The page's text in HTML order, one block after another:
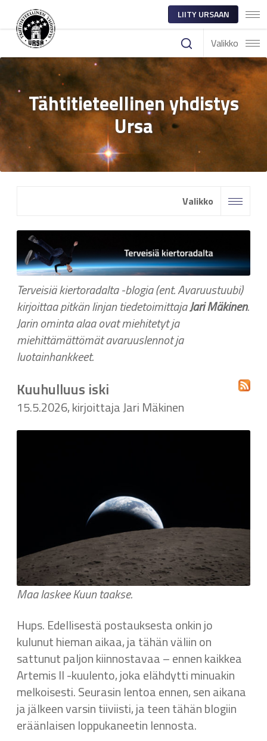
LIITY URSAAN
Valikko
Tähtitieteellinen yhdistys
Ursa
Valikko
Terveisiä kiertoradalta -blogia (ent. Avaruustuubi)
kirjoittaa pitkän linjan tiedetoimittajaJari Mäkinen.
Jarin ominta alaa ovat miehitetyt ja
miehittämättömät avaruuslennot ja
luotainhankkeet.
Kuuhulluus iski
15.5.2026, kirjoittaja Jari Mäkinen
Maa laskee Kuun taakse.
Hups. Edellisestä postauksesta onkin jo
kulunut hieman aikaa, ja tähän väliin on
sattunut paljon kiinnostavaa – ennen kaikkea
Artemis II -kuulento, joka elähdytti minuakin
melkoisesti. Seurasin lentoa ennen, sen aikana
ja jälkeen varsin tiiviisti, ja teen tähän blogiin
eräänlaisen loppukaneetin lennosta.